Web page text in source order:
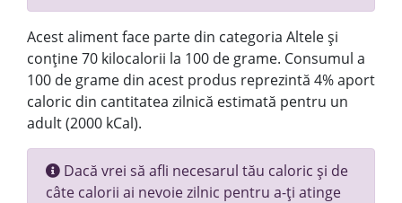
Acest aliment face parte din categoria Altele și
conține 70 kilocalorii la 100 de grame. Consumul a
100 de grame din acest produs reprezintă 4% aport
caloric din cantitatea zilnică estimată pentru un
adult (2000 kCal).
Dacă vrei să afli necesarul tău caloric și de
câte calorii ai nevoie zilnic pentru a-ți atinge